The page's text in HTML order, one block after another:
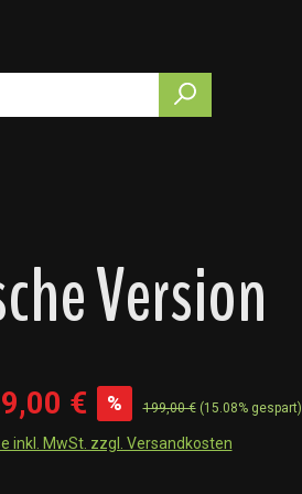
Version
€ % 199,00 € (15.08% gespart)
inkl. MwSt. zzgl. Versandkosten